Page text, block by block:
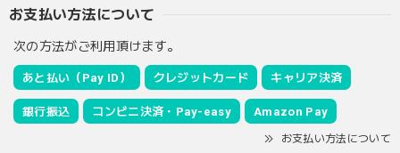
お支払い方法について
次の方法がご利用頂けます。
あと払い（Pay ID） クレジットカード キャリア決済
銀行振込 コンビニ決済・Pay-easy Amazon Pay
お支払い方法について